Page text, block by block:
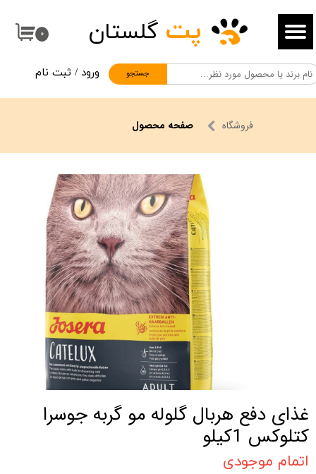
۰
جستجو
پت گلستان
ورود / ثبت نام
حساب کاربری من
تغییر گذر واژه
سفارشات
خروج از حساب کاربری
فروشگاه صفحه محصول
غذای دفع هربال گلوله مو گربه جوسرا
کتلوکس 1کیلو
اتمام موجودی